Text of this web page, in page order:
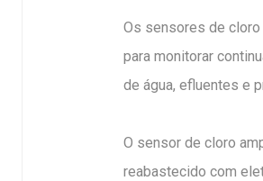
Os sensores de
para monitorar
de água, efluentes e
O sensor de cloro
reabastecido com